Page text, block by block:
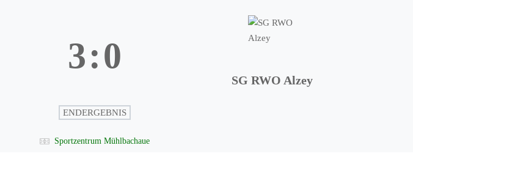
3:0
SG RWO Alzey
ENDERGEBNIS
Sportzentrum Mühlbachaue